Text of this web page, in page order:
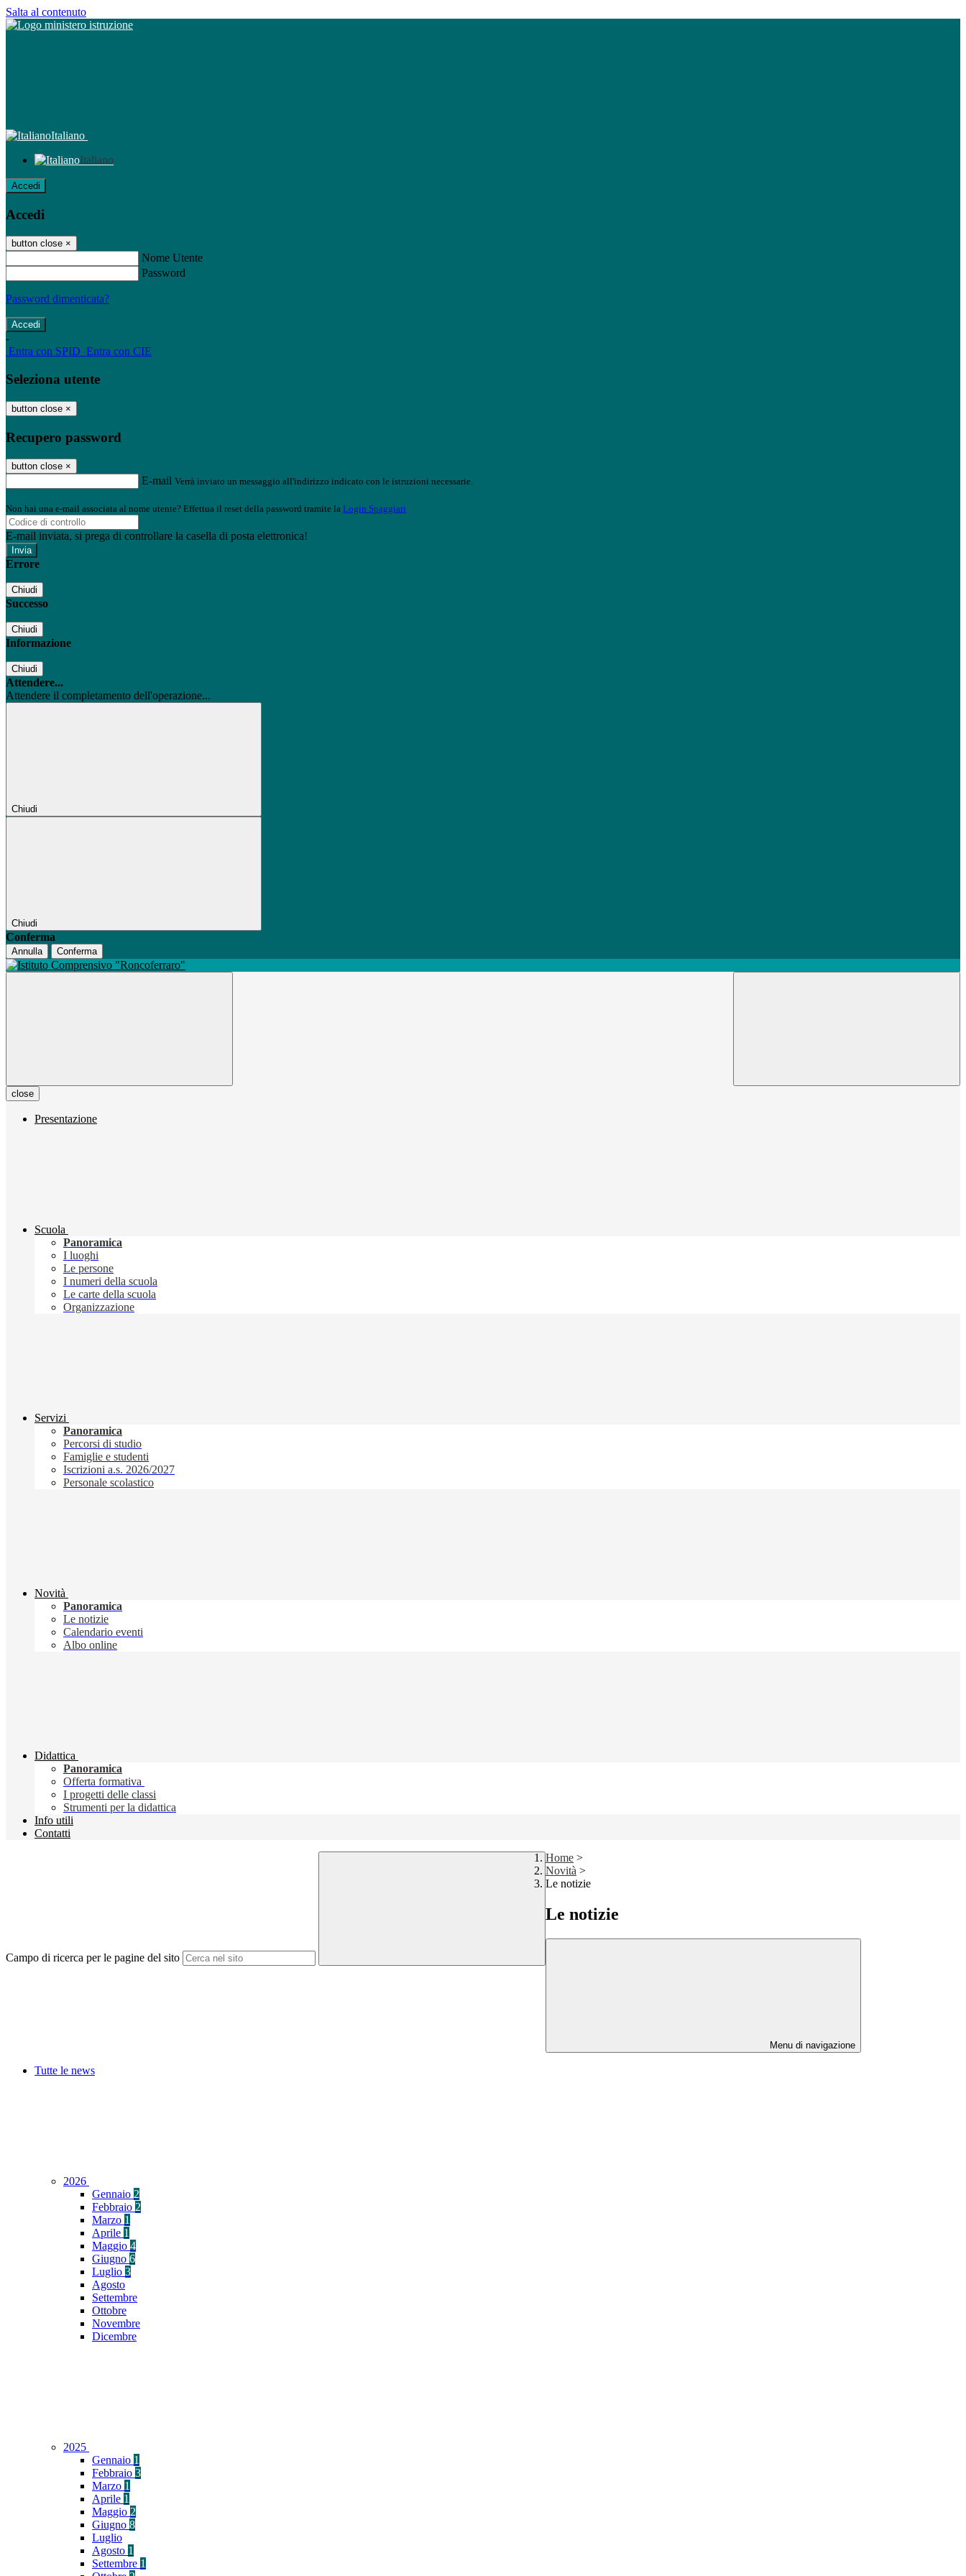
Salta al contenuto
Italiano
Italiano
Accedi
Accedi
button close ×
Nome Utente
Password
Password dimenticata?
-
Entra con SPID Entra con CIE
Seleziona utente
button close ×
Recupero password
button close ×
E-mail Verrà inviato un messaggio all'indirizzo indicato con le istruzioni necessarie.
Non hai una e-mail associata al nome utente? Effettua il reset della password tramite la Login Spaggiari
E-mail inviata, si prega di controllare la casella di posta elettronica!
Errore
Chiudi
Successo
Chiudi
Informazione
Chiudi
Attendere...
Attendere il completamento dell'operazione...
Chiudi
Chiudi
Conferma
Annulla Conferma
close
Presentazione
Scuola
Panoramica
I luoghi
Le persone
I numeri della scuola
Le carte della scuola
Organizzazione
Servizi
Panoramica
Percorsi di studio
Famiglie e studenti
Iscrizioni a.s. 2026/2027
Personale scolastico
Novità
Panoramica
Le notizie
Calendario eventi
Albo online
Didattica
Panoramica
Offerta formativa
I progetti delle classi
Strumenti per la didattica
Info utili
Contatti
Campo di ricerca per le pagine del sito
Home >
Novità >
Le notizie
Le notizie
Menu di navigazione
Tutte le news
2026
Gennaio 2
Febbraio 2
Marzo 1
Aprile 1
Maggio 4
Giugno 6
Luglio 3
Agosto
Settembre
Ottobre
Novembre
Dicembre
2025
Gennaio 1
Febbraio 3
Marzo 1
Aprile 1
Maggio 2
Giugno 8
Luglio
Agosto 1
Settembre 1